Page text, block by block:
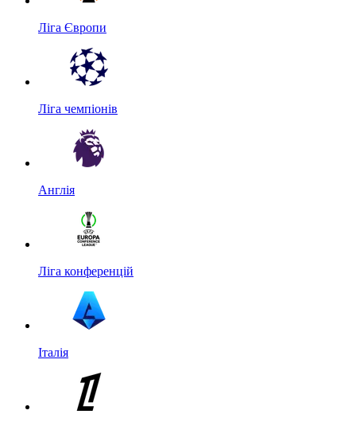
Ліга Європи
Ліга чемпіонів
Англія
Ліга конференцій
Італія